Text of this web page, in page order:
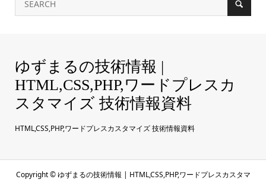
ゆずまるの技術情報 |
HTML,CSS,PHP,ワードプレスカ
スタマイズ 技術情報資料
HTML,CSS,PHP,ワードプレスカスタマイズ 技術情報資料
Copyright ©ゆずまるの技術情報 | HTML,CSS,PHP,ワードプレスカスタマ